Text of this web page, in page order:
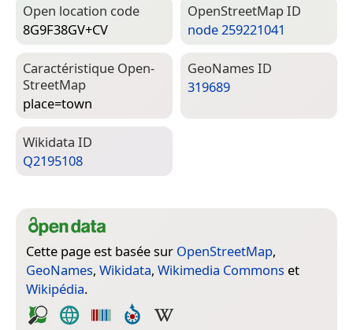
Open location code
8G9F38GV+CV
Open­Street­Map ID
node 259221041
Caractéristique Open­
Street­Map
place=­town
Geo­Names ID
319689
Wiki­data ID
Q2195108
Cette page est basée sur OpenStreetMap,
GeoNames, Wikidata, Wikimedia Commons et
Wikipédia.